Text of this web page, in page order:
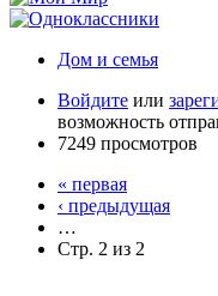
Дом и семья
Войдите или
возможность
7249 просмотров
« первая
‹ предыдущая
…
Стр. 2 из 2